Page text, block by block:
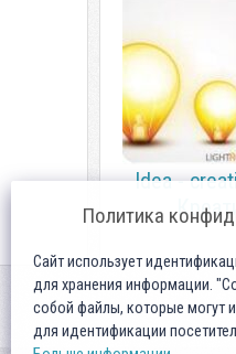
Idea -
Политика
Сайт использует
для хранения информации.
собой файлы, которые могут
для идентификации